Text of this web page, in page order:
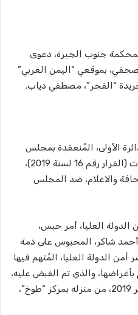
بمحكمة جنوب الجيزة، دعوى
بموقعي “اليمن العربي”
“الفجر”، مصطفي دياب.
الأولى، المُنعقدة بمجلس
الدولة، الطعن على لائحة الجزاءات (القرار رقم 16 لسنة 2019)،
والاعلام، ضد المجلس
الدولة العليا، أمر حبس،
شاكر، المحبوس على ذمة
488 لسنة 2019، حصر أمن الدولة العليا، المُتهم فيها
والذي تم القبض عليه،
فجر الخميس، الموافق 28 نوفمبر 2019، من منزله بمركز “طوخ”،